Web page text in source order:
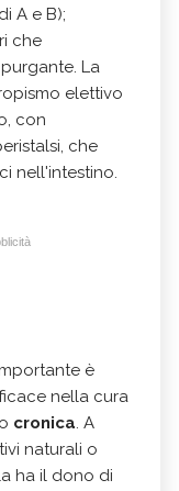
A e B);
che
La
elettivo
con
che
nell'intestino.
è
nella cura
o cronica. A
naturali o
ha il dono di